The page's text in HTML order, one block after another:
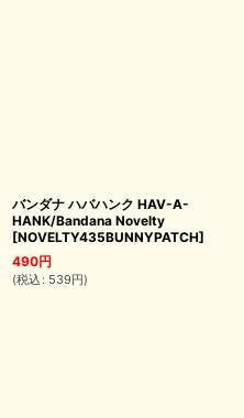
バンダナ ハバハンク HAV-A-
HANK/Bandana Novelty
[NOVELTY435BUNNYPATCH]
490円
(税込 : 539円)